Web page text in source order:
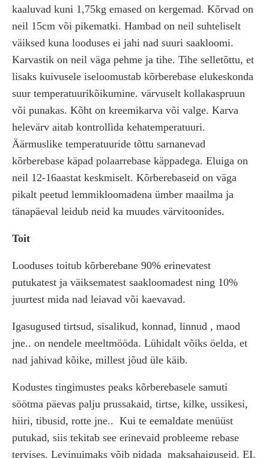
kaaluvad kuni 1,75kg emased on kergemad. Kõrvad on
neil 15cm või pikematki. Hambad on neil suhteliselt
väiksed kuna looduses ei jahi nad suuri saakloomi.
Karvastik on neil väga pehme ja tihe. Tihe selletõttu, et
lisaks kuivusele iseloomustab kõrberebase elukeskonda
suur temperatuurikõikumine. värvuselt kollakaspruun
või punakas. Kõht on kreemikarva või valge. Karva
helevärv aitab kontrollida kehatemperatuuri.
Äärmuslike temperatuuride tõttu sarnanevad
kõrberebase käpad polaarrebase käppadega. Eluiga on
neil 12-16aastat keskmiselt. Kõrberebaseid on väga
pikalt peetud lemmikloomadena ümber maailma ja
tänapäeval leidub neid ka muudes värvitoonides.
Toit
Looduses toitub kõrberebane 90% erinevatest
putukatest ja väiksematest saakloomadest ning 10%
juurtest mida nad leiavad või kaevavad.
Igasugused tirtsud, sisalikud, konnad, linnud , maod
jne.. on nendele meeltmööda. Lühidalt võiks öelda, et
nad jahivad kõike, millest jõud üle käib.
Kodustes tingimustes peaks kõrberebasele samuti
söötma päevas palju prussakaid, tirtse, kilke, ussikesi,
hiiri, tibusid, rotte jne.. Kui te eemaldate menüüst
putukad, siis tekitab see erinevaid probleeme rebase
tervises. Levinuimaks võib pidada maksahaiguseid. EI,